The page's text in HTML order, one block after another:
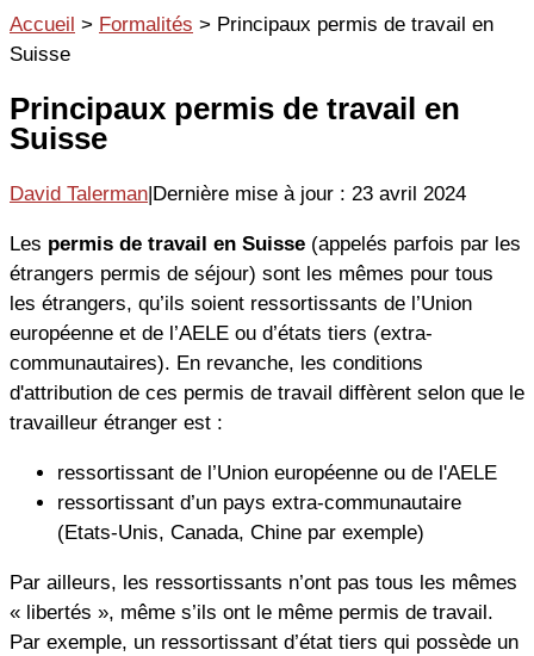
Aller
au
Accueil > Formalités > Principaux permis de travail en
Suisse
Principaux permis de travail en
Suisse
David Talerman Dernière mise à jour : 23 avril 2024
Les permis de travail en Suisse (appelés parfois par les
étrangers permis de séjour) sont les mêmes pour tous
les étrangers, qu’ils soient ressortissants de l’Union
européenne et de l’AELE ou d’états tiers (extra-
communautaires). En revanche, les conditions
d'attribution de ces permis de travail diffèrent selon que le
travailleur étranger est :
ressortissant de l’Union européenne ou de l'AELE
ressortissant d’un pays extra-communautaire
(Etats-Unis, Canada, Chine par exemple)
Par ailleurs, les ressortissants n’ont pas tous les mêmes
« libertés », même s’ils ont le même permis de travail.
Par exemple, un ressortissant d’état tiers qui possède un